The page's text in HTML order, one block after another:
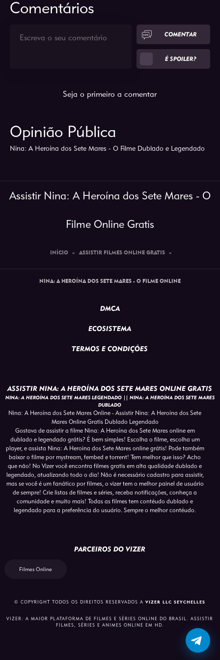
Comentários
COMENTAR
É SPOILER?
Seja o primeiro a comentar
Opinião Pública
Nina: A Heroína dos Sete Mares - O Filme Dublado e Legendado
Assistir Nina: A Heroína dos Sete Mares - O
Filme Online Gratis
INÍCIO » ASSISTIR FILMES ONLINE GRATIS »
NINA: A HEROÍNA DOS SETE MARES - O FILME ONLINE
DMCA
ECOSISTEMA
TERMOS E CONDIÇÕES
ASSISTIR NINA: A HEROÍNA DOS SETE MARES ONLINE GRATIS
NINA: A HEROÍNA DOS SETE MARES LEGENDADO || NINA: A HEROÍNA DOS SETE MARES
DUBLADO
Nina: A Heroína dos Sete Mares Online - Assistir Nina: A Heroína dos Sete
Mares Online Gratis Dublado Legendado
Gostava de assistir a filme Nina: A Heroína dos Sete Mares online em
dublado e legendado grátis? É bem simples! Escolha o filme, escolha um
player, e assista Nina: A Heroína dos Sete Mares online grátis! Pode também
baixar o filme por mystream, fembed e torrent! Tem melhor que isso? Acho
que não! No Vizer você encontra filmes gratis em alta qualidade dublado e
legendado, atualizando todo o dia! Não é necessário cadastro para assistir,
mas se você é um fanático por filmes, o vizer tem o melhor painel de usuário
de sempre! Crie listas de filmes e séries, receba notificações, conheça a
comunidade e muito mais! Todas as filmes tem contéudo dublado e
legendado para a preferência do usuário. Sempre o melhor contéudo.
PARCEIROS DO VIZER
Filmes Online
© COPYRIGHT TODOS OS DIREITOS RESERVADOS AVIZER LLC SEYCHELLES
VIZER: A MAIOR PLATAFORMA DE FILMES E SÉRIES ONLINE DO BRASIL. ASSISTIR
FILMES, SÉRIES E ANIMES ONLINE EM HD.